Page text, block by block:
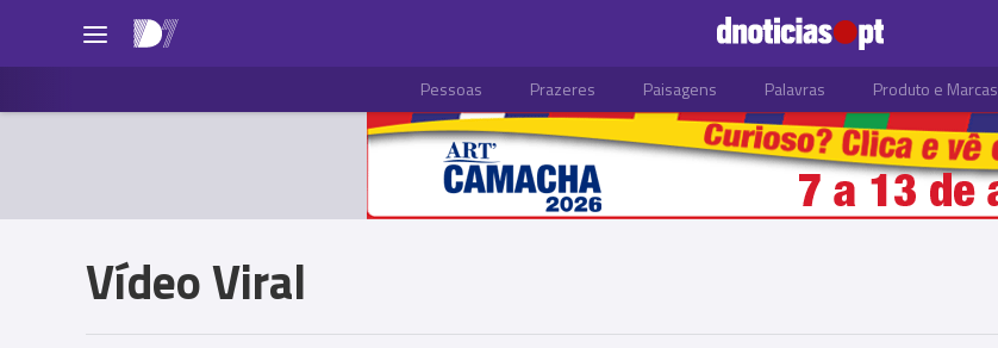
Pessoas Prazeres Paisagens Palavras Produto e Marcas
Vídeo Viral